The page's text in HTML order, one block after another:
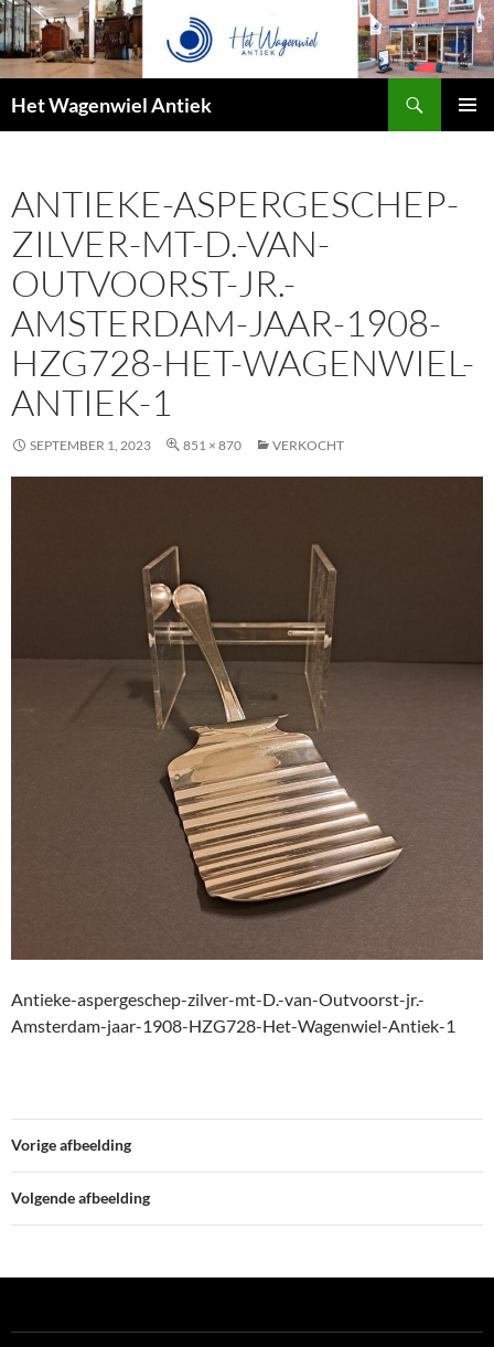
Het Wagenwiel Antiek
ANTIEKE-ASPERGESCHEP-
ZILVER-MT-D.-VAN-
OUTVOORST-JR.-
AMSTERDAM-JAAR-1908-
HZG728-HET-WAGENWIEL-
ANTIEK-1
SEPTEMBER 1, 2023 851 × 870 VERKOCHT
Antieke-aspergeschep-zilver-mt-D.-van-Outvoorst-jr.-
Amsterdam-jaar-1908-HZG728-Het-Wagenwiel-Antiek-1
Vorige afbeelding
Volgende afbeelding